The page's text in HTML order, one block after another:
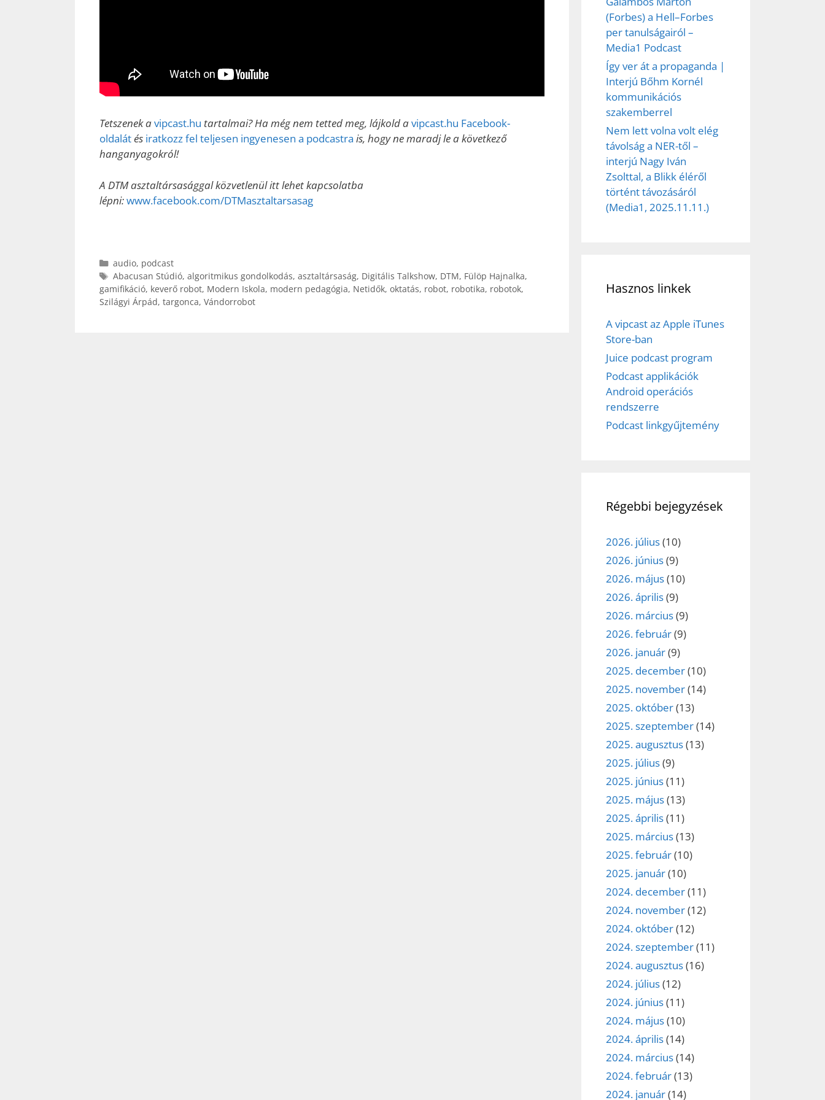
Tetszenek avipcast.hu tartalmai? Ha még nem tetted meg, lájkold avipcast.hu Facebook-
oldalátés iratkozz fel teljesen ingyenesen a podcastra is, hogy ne maradj le a következő
hanganyagokról!
A DTM asztaltársasággal közvetlenül itt lehet kapcsolatba
lépni:www.facebook.com/DTMasztaltarsasag
Kategória
audio, podcast
Címkék
Abacusan Stúdió, algoritmikus gondolkodás, asztaltársaság, Digitális Talkshow, DTM, Fülöp Hajnalka,
gamifikáció, keverő robot, Modern Iskola, modern pedagógia, Netidők, oktatás, robot, robotika, robotok,
Szilágyi Árpád, targonca, Vándorrobot
(Forbes) a Hell–Forbes
per tanulságairól –
Media1 Podcast
Így ver át a propaganda |
Interjú Bőhm Kornél
kommunikációs
szakemberrel
Nem lett volna volt elég
távolság a NER-től –
interjú Nagy Iván
Zsolttal, a Blikk éléről
történt távozásáról
(Media1, 2025.11.11.)
Hasznos linkek
A vipcast az Apple iTunes
Store-ban
Juice podcast program
Podcast applikációk
Android operációs
rendszerre
Podcast linkgyűjtemény
Régebbi bejegyzések
2026. július(10)
2026. június(9)
2026. május(10)
2026. április(9)
2026. március(9)
2026. február(9)
2026. január(9)
2025. december(10)
2025. november(14)
2025. október(13)
2025. szeptember(14)
2025. augusztus(13)
2025. július(9)
2025. június(11)
2025. május(13)
2025. április(11)
2025. március(13)
2025. február(10)
2025. január(10)
2024. december(11)
2024. november(12)
2024. október(12)
2024. szeptember(11)
2024. augusztus(16)
2024. július(12)
2024. június(11)
2024. május(10)
2024. április(14)
2024. március(14)
2024. február(13)
2024. január(14)